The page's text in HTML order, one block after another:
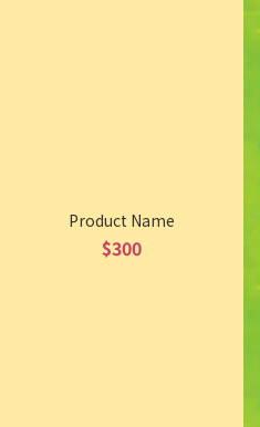
Product Name
$300